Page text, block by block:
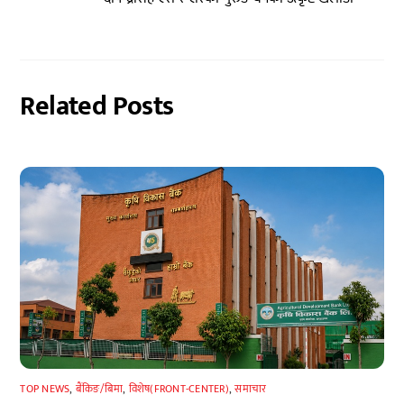
Related Posts
TOP NEWS, बैंकिङ/बिमा, विशेष(FRONT-CENTER),समाचार